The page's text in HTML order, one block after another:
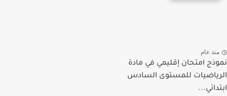
منذ عام
نموذج امتحان إقليمي في مادة
الرياضيات للمستوى السادس
ابتدائي...